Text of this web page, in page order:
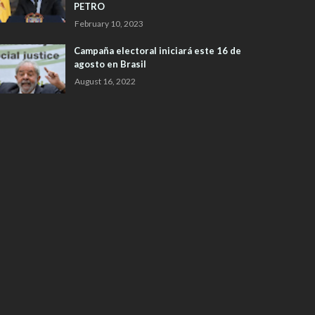
PETRO
February 10, 2023
Campaña electoral iniciará este 16 de
agosto en Brasil
August 16, 2022